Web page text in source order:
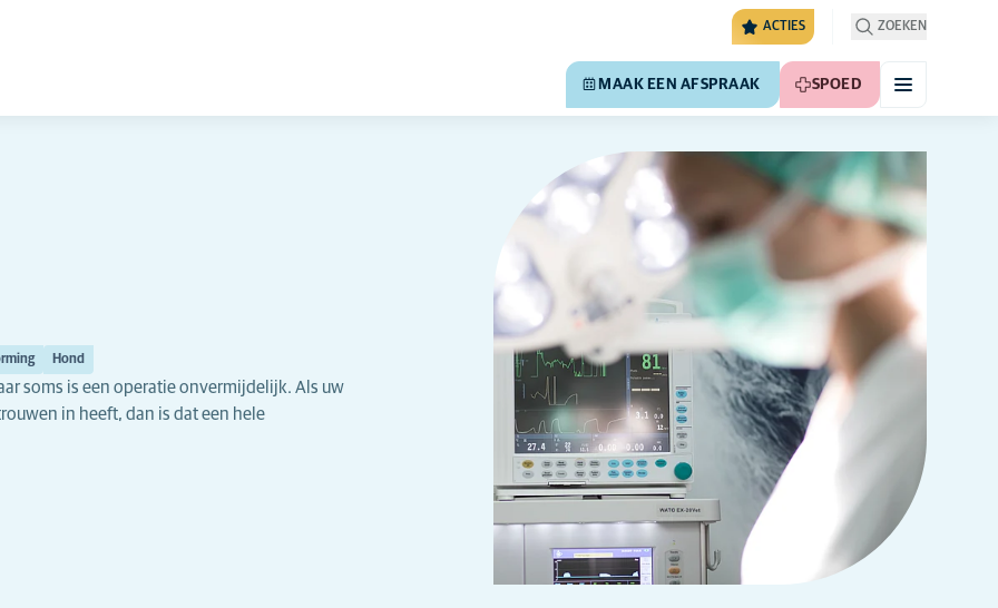
ACTIES ZOEKEN
MAAK EEN AFSPRAAK SPOED
Hond
soms is een operatie onvermijdelijk. Als uw
in heeft, dan is dat een hele